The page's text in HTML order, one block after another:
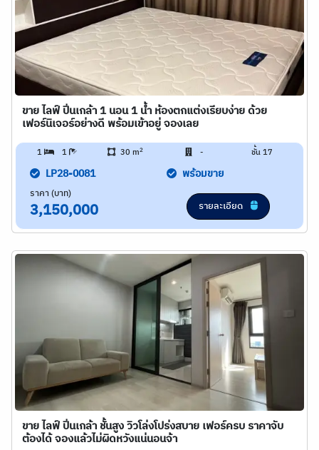
ขาย ไลฟ์ ปิ่นเกล้า 1 นอน 1 น้ำ ห้องตกแต่งเรียบง่าย ด้วย
เฟอร์นิเจอร์อย่างดี พร้อมเข้าอยู่ จองเลย
1 1 30 m2 - ชั้น 17
LP28-0081 พร้อมขาย
ราคา (บาท)
3,150,000 รายละเอียด
ขาย ไลฟ์ ปิ่นเกล้า ชั้นสูง วิวโล่งโปร่งสบาย เฟอร์ครบ ราคาจับ
ต้องได้ จองแล้วไม่ผิดหวังแน่นอนจ้า